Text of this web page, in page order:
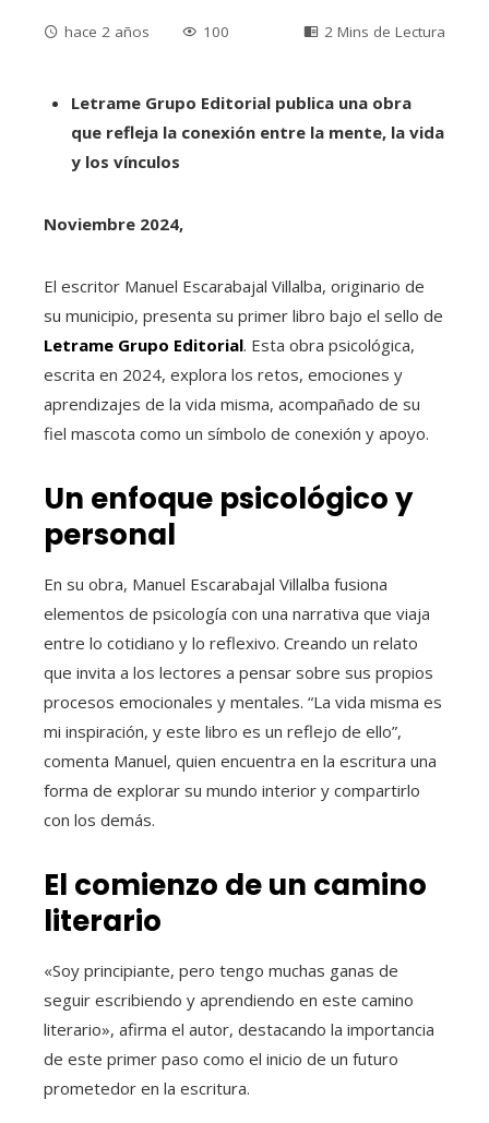
hace 2 años 100 2 Mins de Lectura
Letrame Grupo Editorial publica una obra
que refleja la conexión entre la mente, la vida
y los vínculos
Noviembre 2024,
El escritor Manuel Escarabajal Villalba, originario de
su municipio, presenta su primer libro bajo el sello de
Letrame Grupo Editorial. Esta obra psicológica,
escrita en 2024, explora los retos, emociones y
aprendizajes de la vida misma, acompañado de su
fiel mascota como un símbolo de conexión y apoyo.
Un enfoque psicológico y
personal
En su obra, Manuel Escarabajal Villalba fusiona
elementos de psicología con una narrativa que viaja
entre lo cotidiano y lo reflexivo. Creando un relato
que invita a los lectores a pensar sobre sus propios
procesos emocionales y mentales. “La vida misma es
mi inspiración, y este libro es un reflejo de ello”,
comenta Manuel, quien encuentra en la escritura una
forma de explorar su mundo interior y compartirlo
con los demás.
El comienzo de un camino
literario
«Soy principiante, pero tengo muchas ganas de
seguir escribiendo y aprendiendo en este camino
literario», afirma el autor, destacando la importancia
de este primer paso como el inicio de un futuro
prometedor en la escritura.